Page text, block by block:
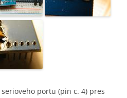
portu (pin c. 4) pres